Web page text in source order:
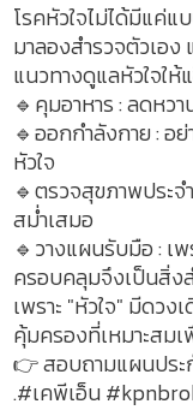
โรคหัวใจไม่ได้มีแค่แ
มาลองสำรวจตัวเอ
แนวทางดูแลหัวใจให้
🔹คุมอาหาร : ลดหว
🔹ออกกำลังกาย : อ
หัวใจ
🔹ตรวจสุขภาพประจ
สม่ำเสมอ
🔹วางแผนรับมือ : เ
ครอบคลุมจึงเป็นสิ่ง
เพราะ "หัวใจ" มีดวง
คุ้มครองที่เหมาะส
👉 สอบถามแผนประ
.#เคพีเอ็น